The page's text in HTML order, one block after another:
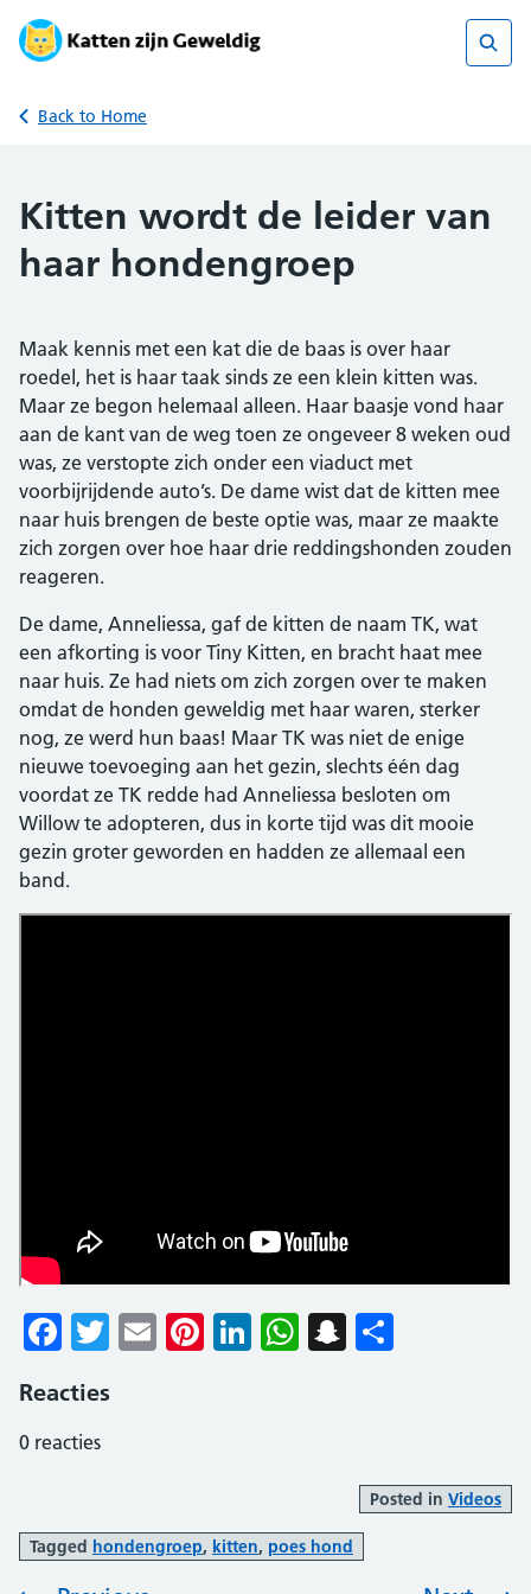
Skip
Back to Home
Kitten wordt de leider van
haar hondengroep
Maak kennis met een kat die de baas is over haar
roedel, het is haar taak sinds ze een klein kitten was.
Maar ze begon helemaal alleen. Haar baasje vond haar
aan de kant van de weg toen ze ongeveer 8 weken oud
was, ze verstopte zich onder een viaduct met
voorbijrijdende auto’s. De dame wist dat de kitten mee
naar huis brengen de beste optie was, maar ze maakte
zich zorgen over hoe haar drie reddingshonden zouden
reageren.
De dame, Anneliessa, gaf de kitten de naam TK, wat
een afkorting is voor Tiny Kitten, en bracht haat mee
naar huis. Ze had niets om zich zorgen over te maken
omdat de honden geweldig met haar waren, sterker
nog, ze werd hun baas! Maar TK was niet de enige
nieuwe toevoeging aan het gezin, slechts één dag
voordat ze TK redde had Anneliessa besloten om
Willow te adopteren, dus in korte tijd was dit mooie
gezin groter geworden en hadden ze allemaal een
band.
Facebook
Twitter
EmailPinterest
LinkedIn
WhatsApp
Snapchat
Reacties
0 reacties
Posted in Videos
Tagged hondengroep, kitten, poes hond